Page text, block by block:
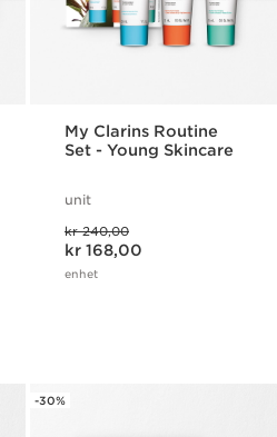
My Clarins Routine
Set - Young Skincare
unit
Tidligere pris kr 240,00
kr 240,00
Nåværende pris kr 168,00
kr 168,00
enhet
-30%